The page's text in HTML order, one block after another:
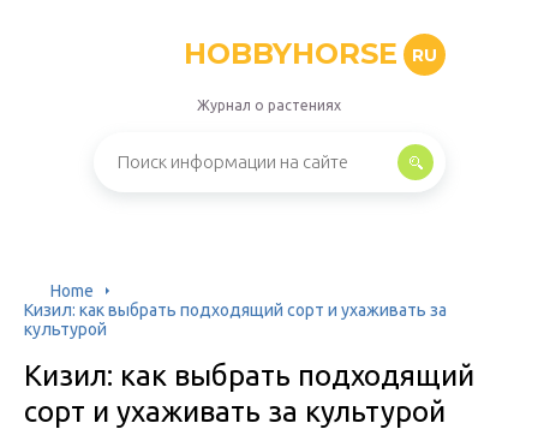
HOBBYHORSE RU
Журнал о растениях
Home
Кизил: как выбрать подходящий сорт и ухаживать за
культурой
Кизил: как выбрать подходящий
сорт и ухаживать за культурой